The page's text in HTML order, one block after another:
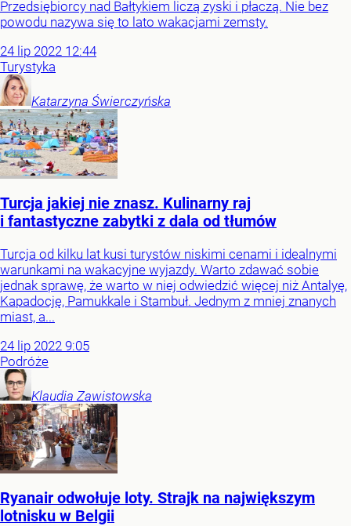
Przedsiębiorcy nad Bałtykiem liczą zyski i płaczą. Nie bez
powodu nazywa się to lato wakacjami zemsty.
24 lip 2022 12:44
Turystyka
Katarzyna Świerczyńska
Turcja jakiej nie znasz. Kulinarny raj
i fantastyczne zabytki z dala od tłumów
Turcja od kilku lat kusi turystów niskimi cenami i idealnymi
warunkami na wakacyjne wyjazdy. Warto zdawać sobie
jednak sprawę, że warto w niej odwiedzić więcej niż Antalyę,
Kapadocję, Pamukkale i Stambuł. Jednym z mniej znanych
miast, a...
24 lip 2022 9:05
Podróże
Klaudia Zawistowska
Ryanair odwołuje loty. Strajk na największym
lotnisku w Belgii